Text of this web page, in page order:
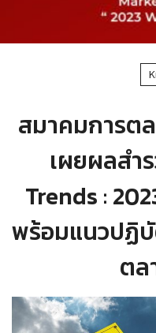
สมาคมการต
เผยผลสำ
Trends :
พร้อมแนวปฏิ
ตล